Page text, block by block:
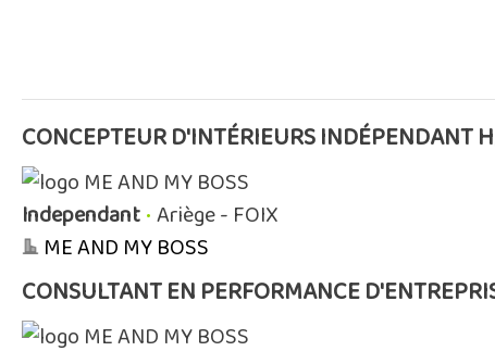
CONCEPTEUR D'INTÉRIEURS INDÉPENDANT
Independant•Ariège - FOIX
ME AND MY BOSS
CONSULTANT EN PERFORMANCE